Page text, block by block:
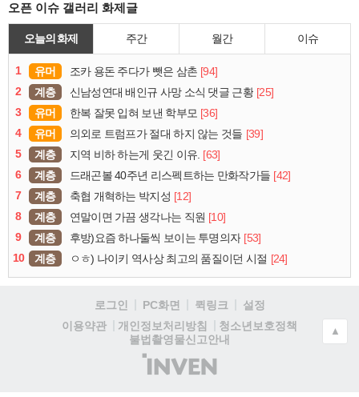
오픈 이슈 갤러리 화제글
오늘의 화제 주간 월간 이슈
1 유머 조카 용돈 주다가 뺏은 삼촌 [94]
2
계층 신남성연대 배인규 사망 소식 댓글 근황 [25]
3
유머 한복 잘못 입혀 보낸 학부모 [36]
4
유머 의외로 트럼프가 절대 하지 않는 것들 [39]
5
계층 지역 비하 하는게 웃긴 이유. [63]
6
계층 드래곤볼 40주년 리스펙트하는 만화작가들 [42]
7
계층 축협 개혁하는 박지성 [12]
8
계층 연말이면 가끔 생각나는 직원 [10]
9
계층 후방)요즘 하나둘씩 보이는 투명의자 [53]
10
계층 ㅇㅎ) 나이키 역사상 최고의 품질이던 시절 [24]
로그인 PC화면 퀵링크
설정
이용약관
개인정보처리방침
청소년보호정책
불법촬영물신고안내
(주)
인
▲